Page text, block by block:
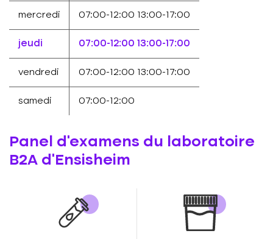
mercredi 07:00-12:00 13:00-17:00
jeudi 07:00-12:00 13:00-17:00
vendredi 07:00-12:00 13:00-17:00
samedi 07:00-12:00
Panel d'examens du laboratoire
B2A d'Ensisheim